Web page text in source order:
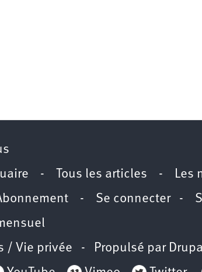
- Tous les articles - Les
- Se connecter-
/ Vie privée - Propulsé par